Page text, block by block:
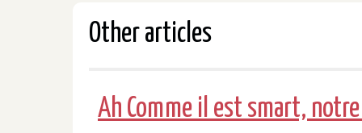
Other articles
Ah Comme il est smart,